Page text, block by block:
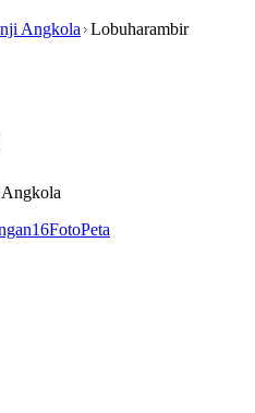
Angkola Lobuharambir
16FotoPeta